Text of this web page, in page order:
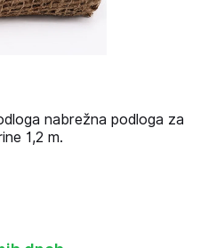
nabrežna podloga za
1,2 m.